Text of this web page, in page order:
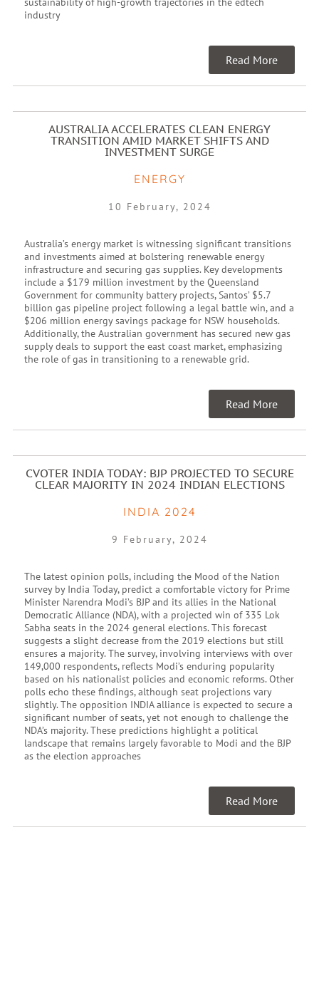
industry
Read More
AUSTRALIA ACCELERATES CLEAN ENERGY
TRANSITION AMID MARKET SHIFTS AND
INVESTMENT SURGE
ENERGY
10 February, 2024
Australia’s energy market is witnessing significant transitions
and investments aimed at bolstering renewable energy
infrastructure and securing gas supplies. Key developments
include a $179 million investment by the Queensland
Government for community battery projects, Santos’ $5.7
billion gas pipeline project following a legal battle win, and a
$206 million energy savings package for NSW households.
Additionally, the Australian government has secured new gas
supply deals to support the east coast market, emphasizing
the role of gas in transitioning to a renewable grid.
Read More
CVOTER INDIA TODAY: BJP PROJECTED TO SECURE
CLEAR MAJORITY IN 2024 INDIAN ELECTIONS
INDIA 2024
9 February, 2024
The latest opinion polls, including the Mood of the Nation
survey by India Today, predict a comfortable victory for Prime
Minister Narendra Modi’s BJP and its allies in the National
Democratic Alliance (NDA), with a projected win of 335 Lok
Sabha seats in the 2024 general elections. This forecast
suggests a slight decrease from the 2019 elections but still
ensures a majority. The survey, involving interviews with over
149,000 respondents, reflects Modi’s enduring popularity
based on his nationalist policies and economic reforms. Other
polls echo these findings, although seat projections vary
slightly. The opposition INDIA alliance is expected to secure a
significant number of seats, yet not enough to challenge the
NDA’s majority. These predictions highlight a political
landscape that remains largely favorable to Modi and the BJP
as the election approaches
Read More